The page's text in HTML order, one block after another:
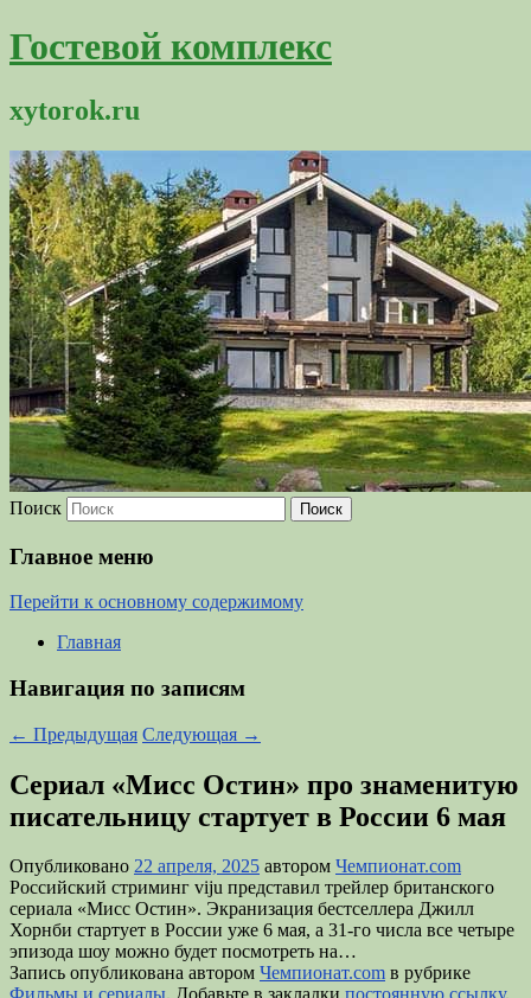
Гостевой комплекс
xytorok.ru
Поиск
Главное меню
Перейти к основному содержимому
Главная
Навигация по записям
← Предыдущая Следующая →
Сериал «Мисс Остин» про знаменитую
писательницу стартует в России 6 мая
Опубликовано 22 апреля, 2025 автором Чемпионат.com
Российский стриминг viju представил трейлер британского
сериала «Мисс Остин». Экранизация бестселлера Джилл
Хорнби стартует в России уже 6 мая, а 31-го числа все четыре
эпизода шоу можно будет посмотреть на…
Запись опубликована автором Чемпионат.com в рубрике